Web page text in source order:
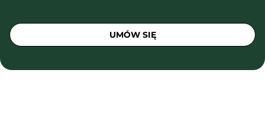
UMÓW SIĘ